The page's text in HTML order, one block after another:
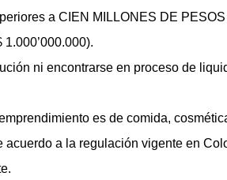
a CIEN MILLONES DE
ni encontrarse en proceso de
es de comida,
acuerdo a la regulación vigente en